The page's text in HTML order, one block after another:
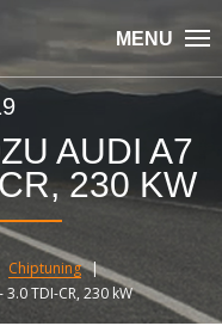
MENU
AUDI A7
230 KW
Chiptuning
TDI-CR, 230 kW